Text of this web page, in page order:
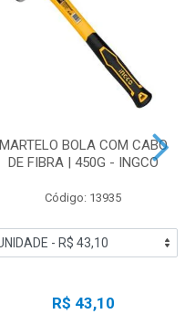
MARTELO BOLA COM CABO
DE FIBRA | 450G - INGCO
Código: 13935
R$ 43,10